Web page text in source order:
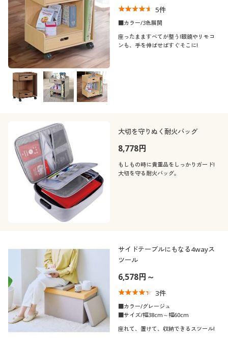
5件
■カラー/3色展開
座ったまますべてが整う!眼鏡やリモコ
ンも、手を伸ばせばすぐそこに!
大切を守りぬく耐火バッグ
8,778円
もしもの時に貴重品をしっかりガード!
大切を守る耐火バッグ。
サイドテーブルにもなる4wayス
ツール
6,578円～
3件
■カラー/グレージュ
■サイズ/幅38cm～幅60cm
座れて、置けて、収納できるスツール!